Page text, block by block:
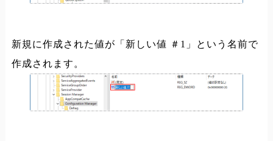
新規に作成された値が「新しい値 ＃1」という名前で
作成されます。